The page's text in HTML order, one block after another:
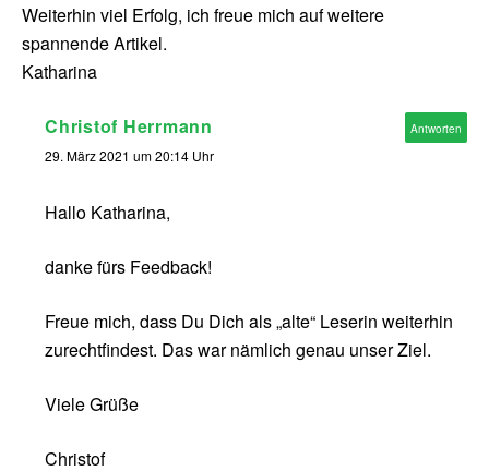
Weiterhin viel Erfolg, ich freue mich auf weitere
spannende Artikel.
Katharina
Christof Herrmann
29. März 2021 um 20:14 Uhr
Hallo Katharina,
danke fürs Feedback!
Freue mich, dass Du Dich als „alte“ Leserin weiterhin
zurechtfindest. Das war nämlich genau unser Ziel.
Viele Grüße
Christof
Antworten